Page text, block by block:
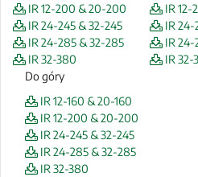
IR 12-200 & 20-200
IR 24-245 & 32-245
IR 24-285 & 32-285
IR 32-380
IR
IR 24-
IR
IR 32-
Do góry
IR 12-160 & 20-160
IR 12-200 & 20-200
IR 24-245 & 32-245
IR 24-285 & 32-285
IR 32-380